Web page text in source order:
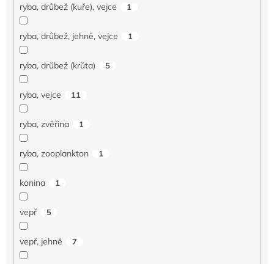
ryba, drůbež (kuře), vejce 1
ryba, drůbež, jehně, vejce 1
ryba, drůbež (krůta) 5
ryba, vejce 11
ryba, zvěřina 1
ryba, zooplankton 1
konina 1
vepř 5
vepř, jehně 7